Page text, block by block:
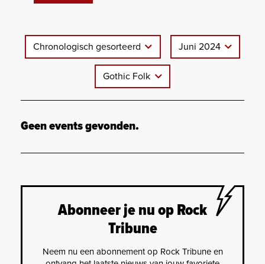
Chronologisch gesorteerd Juni 2024
Gothic Folk
Geen events gevonden.
Abonneer je nu op Rock
Tribune
Neem nu een abonnement op Rock Tribune en